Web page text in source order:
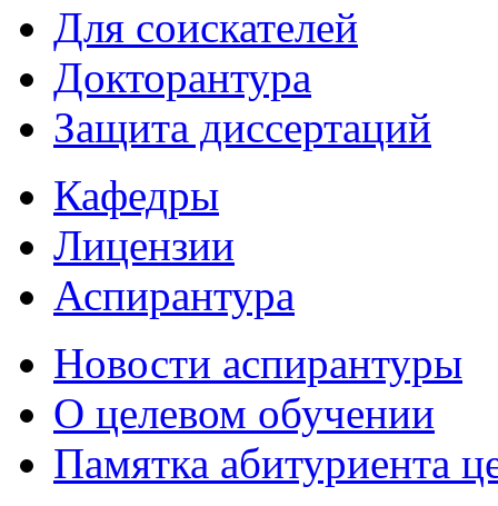
Для соискателей
Докторантура
Защита диссертаций
Кафедры
Лицензии
Аспирантура
Новости аспирантуры
О целевом обучении
Памятка абитуриента